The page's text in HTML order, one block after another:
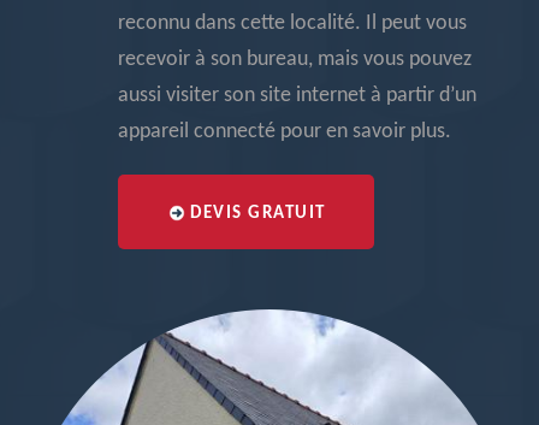
reconnu dans cette localité. Il peut vous
recevoir à son bureau, mais vous pouvez
aussi visiter son site internet à partir d’un
appareil connecté pour en savoir plus.
DEVIS GRATUIT